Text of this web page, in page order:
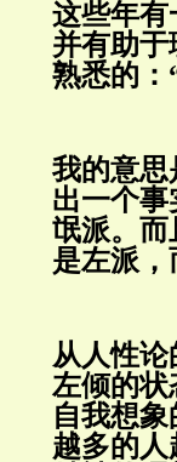
这些年有
并有助
熟悉的：
我的意思
出一个
氓派。而
是左派，
从人性
左倾的状
自我想
越多的